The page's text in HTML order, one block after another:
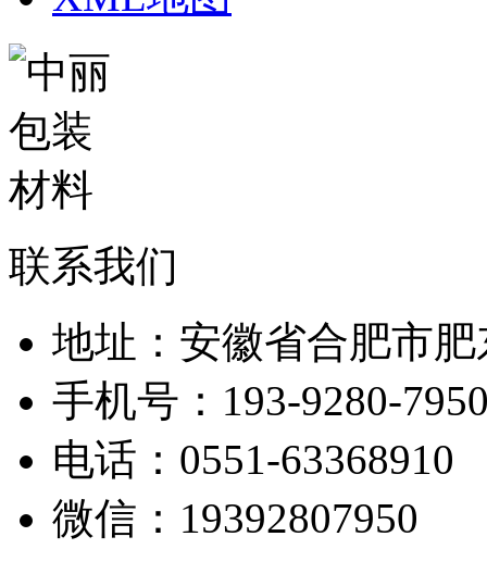
联系我们
地址：安徽省合肥市
手机号：193-9280-
电话：0551-63368910
微信：19392807950